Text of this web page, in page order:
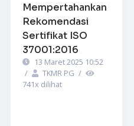
Mempertahankan
Rekomendasi
Sertifikat ISO
37001:2016
13 Maret 2025 10:52
/
TKMR PG /
741x dilihat